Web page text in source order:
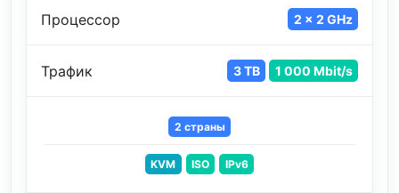
Процессор 2 x 2 GHz
Трафик 3 TB 1 000 Mbit/s
2 страны
KVM ISO IPv6